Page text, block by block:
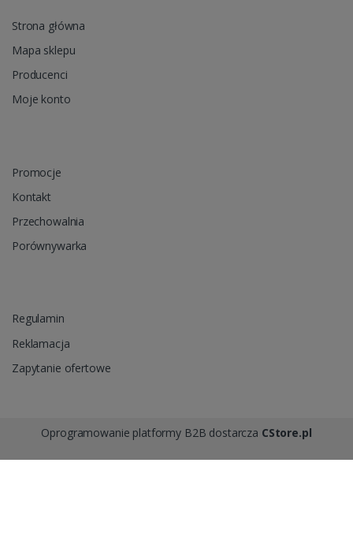
Strona główna
Mapa sklepu
Producenci
Moje konto
Promocje
Kontakt
Przechowalnia
Porównywarka
Regulamin
Reklamacja
Zapytanie ofertowe
Oprogramowanie platformy B2B dostarcza CStore.pl